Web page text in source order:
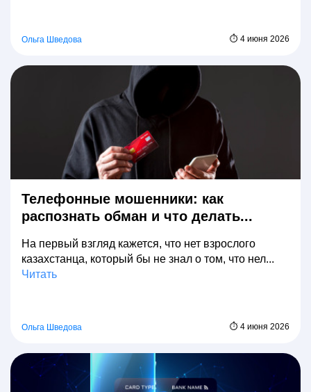
Ольга Шведова ⏱ 4 июня 2026
Телефонные мошенники: как
распознать обман и что делать...
На первый взгляд кажется, что нет взрослого
казахстанца, который бы не знал о том, что нел...
Читать
Ольга Шведова ⏱ 4 июня 2026